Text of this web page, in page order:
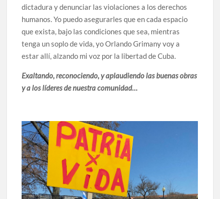
dictadura y denunciar las violaciones a los derechos
humanos. Yo puedo asegurarles que en cada espacio
que exista, bajo las condiciones que sea, mientras
tenga un soplo de vida, yo Orlando Grimany voy a
estar allí, alzando mi voz por la libertad de Cuba.
Exaltando, reconociendo, y aplaudiendo las buenas obras
y a los líderes de nuestra comunidad…